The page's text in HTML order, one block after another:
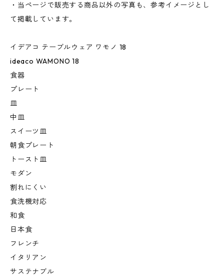
・当ページで販売する商品以外の写真も、参考イメージとし
て掲載しています。
イデアコ テーブルウェア ワモノ 18
ideaco WAMONO 18
食器
プレート
皿
中皿
スイーツ皿
朝食プレート
トースト皿
モダン
割れにくい
食洗機対応
和食
日本食
フレンチ
イタリアン
サステナブル